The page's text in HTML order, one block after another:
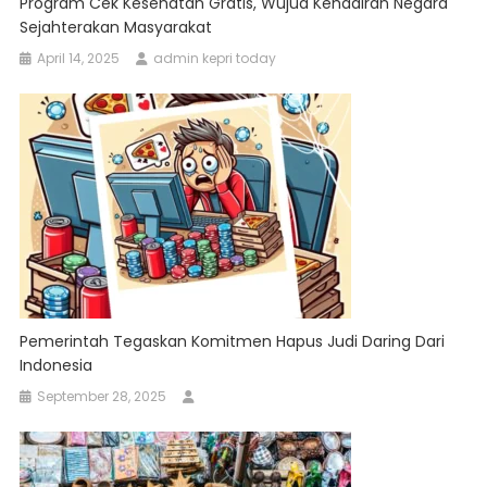
Sejahterakan Masyarakat
April 14, 2025 admin kepri today
Pemerintah Tegaskan Komitmen Hapus Judi Daring Dari
Indonesia
September 28, 2025